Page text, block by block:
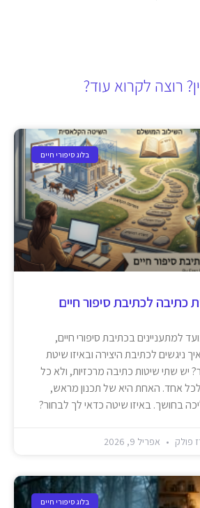
רוצה לקרוא עוד?
בלוג סיפורי חיים
כתיבה לכתיבת סיפור חיים
למתעניינים בכתיבת סיפורי חיים,
ניגשים לכתיבת היצירה ובאיזו שיטת
יש שתי שיטות כתיבה מרכזיות, ולא כל
אחד. האחת היא של תכנון מראש,
בחושך. באיזו שיטה כדאי לך לבחור?
פולק אפריל 9, 2026
בלוג סיפורי חיים